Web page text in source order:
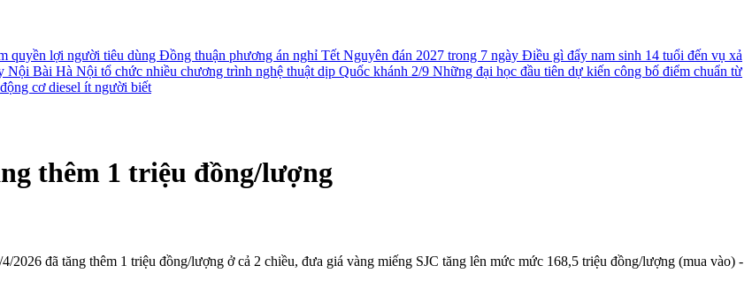
quyền lợi người tiêu dùng Đồng thuận phương án nghỉ Tết Nguyên đán 2027 trong 7 ngày Điều gì đẩy nam sinh 14 tuổi đến vụ xả
Nội Bài Hà Nội tổ chức nhiều chương trình nghệ thuật dịp Quốc khánh 2/9 Những đại học đầu tiên dự kiến công bố điểm chuẩn từ
cơ diesel ít người biết
thêm 1 triệu đồng/lượng
2026 đã tăng thêm 1 triệu đồng/lượng ở cả 2 chiều, đưa giá vàng miếng SJC tăng lên mức mức 168,5 triệu đồng/lượng (mua vào) -